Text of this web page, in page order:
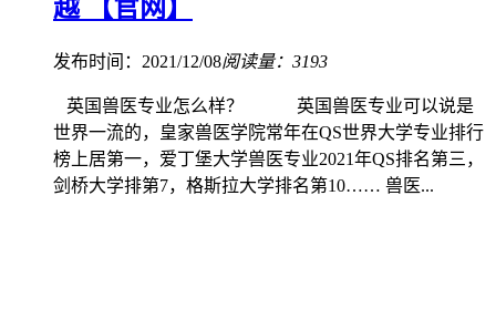
越 【官网】
发布时间：2021/12/08阅读量：3193
英国兽医专业怎么样？ 英国兽医专业可以说是
世界一流的，皇家兽医学院常年在QS世界大学专业排行
榜上居第一，爱丁堡大学兽医专业2021年QS排名第三，
剑桥大学排第7，格斯拉大学排名第10…… 兽医...